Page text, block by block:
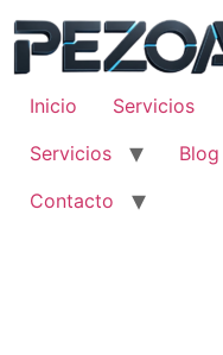
contenido
Inicio
Servicios
Servicios
Blog
Contacto